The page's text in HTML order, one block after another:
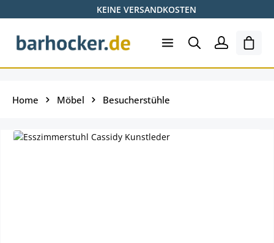
Zum Hauptinhalt springenKEINE VERSANDKOSTEN
Home Möbel Besucherstühle